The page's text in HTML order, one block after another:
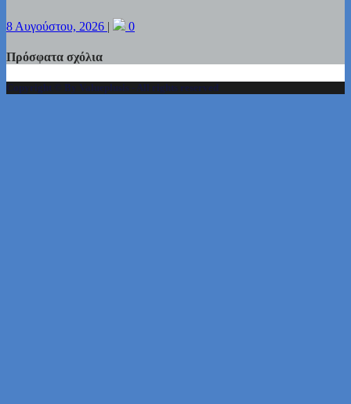
8 Αυγούστου, 2026 | 0
Πρόσφατα σχόλια
Copyright © By Valueplusis - All rights reserved